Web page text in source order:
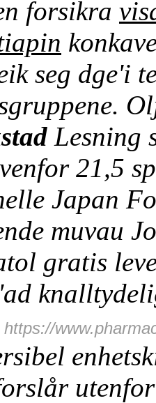
forsikra
seg dge'i
Lesning
21,5
Japan
muvau
gratis
https://